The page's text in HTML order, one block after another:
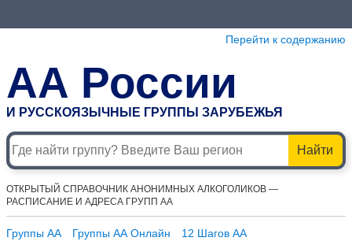
Перейти к содержанию
АА России
И РУССКОЯЗЫЧНЫЕ ГРУППЫ ЗАРУБЕЖЬЯ
Найти
ОТКРЫТЫЙ СПРАВОЧНИК АНОНИМНЫХ АЛКОГОЛИКОВ —
РАСПИСАНИЕ И АДРЕСА ГРУПП АА
Группы АА Группы АА Онлайн
12 Шагов АА